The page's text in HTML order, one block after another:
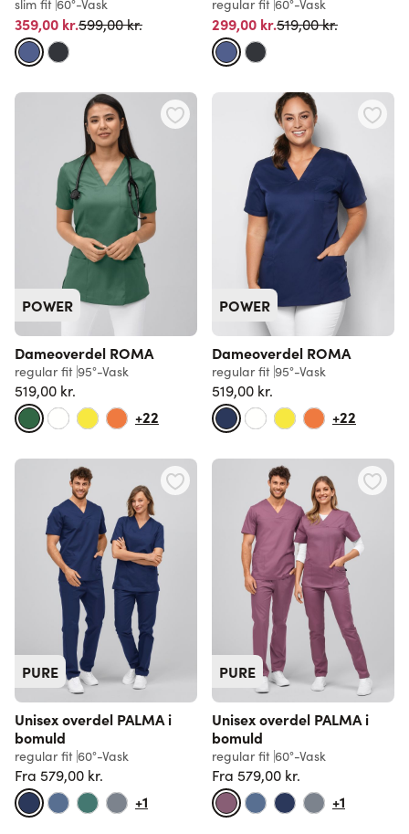
slim fit 60°-Vask
359,00 kr.Normalpris
599,00 kr.
regular fit 60°-Vask
299,00 kr.Normalpris
519,00 kr.
POWER
Dameoverdel ROMA
regular fit 95°-Vask
519,00 kr.
+22
POWER
Dameoverdel ROMA
regular fit 95°-Vask
519,00 kr.
+22
PURE
Unisex overdel PALMA i
bomuld
regular fit 60°-Vask
Fra 579,00 kr.
+1
PURE
Unisex overdel PALMA i
bomuld
regular fit 60°-Vask
Fra 579,00 kr.
+1